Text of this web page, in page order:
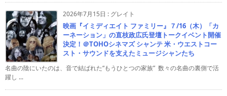
2026年7月15日 : グレイト
映画『イミディエイト ファミリー』７/16（木）「カ
ーネーション」の直枝政広氏登壇トークイベント開催
決定！＠TOHOシネマズ シャンテ 米・ウエストコー
スト・サウンドを支えたミュージシャンたち
名曲の陰にいたのは、音で結ばれた“もうひとつの家族” 数々の名曲の裏側で活
躍し ...